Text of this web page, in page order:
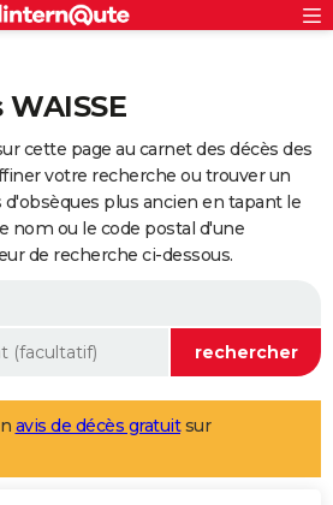
cette page au carnet des décès des
votre recherche ou trouver un
d'obsèques plus ancien en tapant le
nom ou le code postal d'une
de recherche ci-dessous.
avis de décès gratuitsur